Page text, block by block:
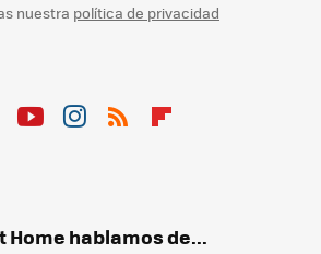
nuestra política de privacidad
Home hablamos de...